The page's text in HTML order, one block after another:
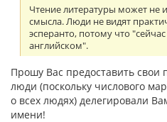
Чтение литературы может не
смысла. Люди не видят
эсперанто, потому что
английском".
Прошу Вас предоставить свои
люди (поскольку числового
о всех людях) делегировали
имени!